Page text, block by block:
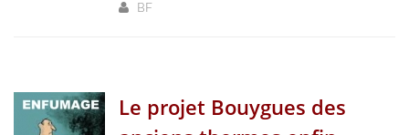
BF
Le projet Bouygues des